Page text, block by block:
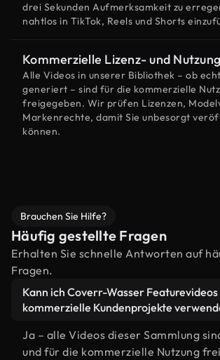
drei Sekunden Aufmerksamkeit zu
nahtlos in TikTok, Reels und Shorts
Kommerzielle Lizenz- und
Alle Videos in unserer Bibliothek – ob
generiert – sind für die kommerzielle
freigegeben. Wir prüfen Lizenzen,
Markenrechte, damit Sie unbesorgt
können.
Brauchen Sie Hilfe?
Häufig gestellte Fragen
Erhalten Sie schnelle Antworten auf
Fragen.
Kann ich Coverr-Wasser
kommerzielle Kundenprojekte
Ja – alle Videos dieser Sammlung
und für die kommerzielle Nutzung